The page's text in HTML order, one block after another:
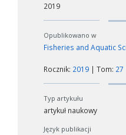
2019
Opublikowano w
Fisheries and Aquatic
Rocznik: 2019 | Tom: 27
Typ artykułu
artykuł naukowy
Język publikacji